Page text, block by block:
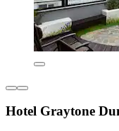
Hotel Graytone